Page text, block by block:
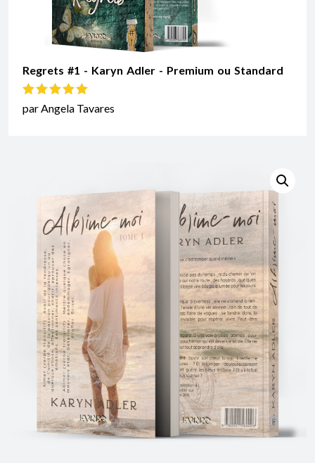
Regrets #1 - Karyn Adler - Premium ou Standard
Note5sur 5
par Angela Tavares